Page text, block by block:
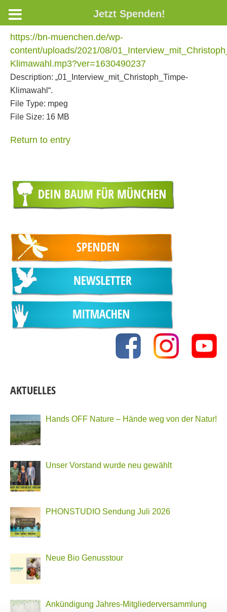
https://bn-muenchen.de/wp-
content/uploads/2021/08/
Klimawahl.mp3?ver=1630490237
Description: „01_Interview_mit_Christoph_Timpe-
Klimawahl“.
File Type: mpeg
File Size: 16 MB
Return to entry
AKTUELLES
Hands OFF Nature – Hände weg von der Natur!
Unser Vorstand wurde neu gewählt
PHONSTUDIO Sendung Juli 2026
Neue Bio Genusstour
Ankündigung Jahres-Mitgliederversammlung
Jetzt Spenden!